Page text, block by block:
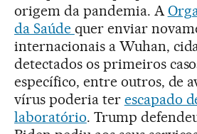
origem da pandemia. A
da Saúde quer enviar
internacionais a Wuhan,
detectados os primeiros
específico, entre outros, de
vírus poderia ter escapado
laboratório. Trump